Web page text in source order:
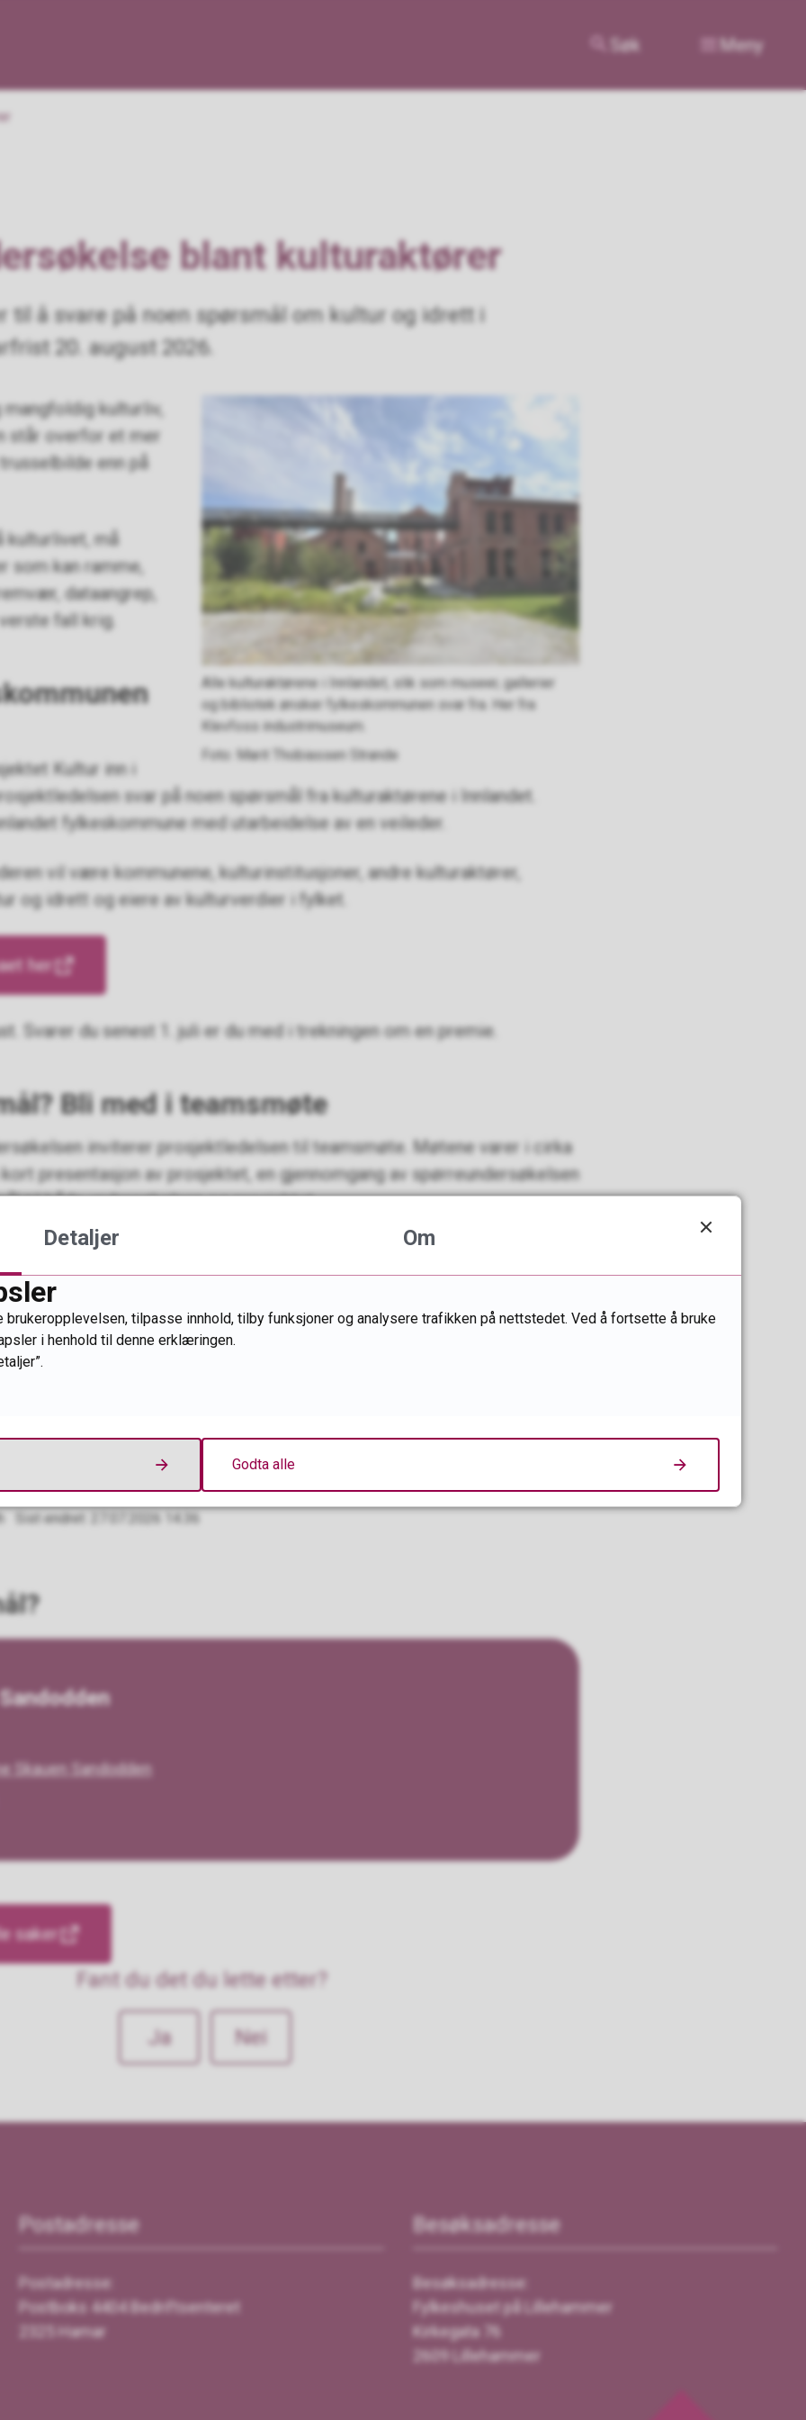
Søk Meny
blant kulturaktører
til å svare på noen spørsmål om kultur og idrett i
20. august 2026.
Alle kulturaktørene i Innlandet, slik som museer, gallerier
og bibliotek ønsker fylkeskommunen svar fra. Her fra
Klevfoss industrimuseum.
Marit Thobiassen Strande
kulturliv,
står overfor et mer
enn på
kulturlivet, må
som kan ramme,
dataangrep,
fall krig.
Kultur inn i
svar på noen spørsmål fra kulturaktørene i Innlandet.
fylkeskommune med utarbeidelse av en veileder.
vil være kommunene, kulturinstitusjoner, andre kulturaktører,
og idrett og eiere av kulturverdier i fylket.
her
Svarer du senest 1. juli er du med i trekningen om en premie.
Bli med i teamsmøte
inviterer prosjektledelsen til teamsmøte. Møtene varer i cirka
presentasjon av prosjektet, en gjennomgang av spørreundersøkelsen
til både undersøkelsen og prosjektet.
tidspunkter:
– 14:00.
09:00 – 10:00.Følg denne lenken for å gå inn i møtet
Kultur inn i beredskapen her.
Sist endret
Skauen Sandodden
saker
Fant du det du lette etter?
Ja Nei
Postadresse
Postadresse:
Postboks 4404 Bedriftsenteret
2325 Hamar
Besøksadresse
Besøksadresse:
Fylkeshuset på Lillehammer
Kirkegata 76
2609 Lillehammer
Detaljer Om
tilpasse innhold, tilby funksjoner og analysere trafikken på nettstedet. Ved å fortsette å bruke
i henhold til denne erklæringen.
Godta alle